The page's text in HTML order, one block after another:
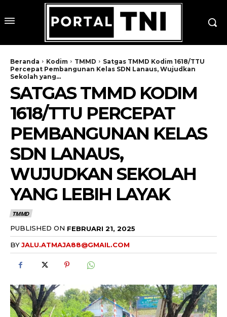
Beranda Kodim TMMD
Satgas TMMD Kodim 1618/TTU
Percepat Pembangunan Kelas SDN Lanaus, Wujudkan
Sekolah yang...
SATGAS TMMD KODIM
1618/TTU PERCEPAT
PEMBANGUNAN KELAS
SDN LANAUS,
WUJUDKAN SEKOLAH
YANG LEBIH LAYAK
TMMD
PUBLISHED ON FEBRUARI 21, 2025
BYJALU.ATMAJA88@GMAIL.COM